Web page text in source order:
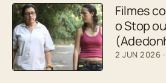
Filmes
o Stop
2 JUN 2026